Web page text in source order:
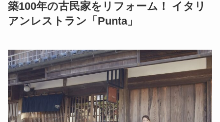
築100年の古民家をリフォーム！ イタリ
アンレストラン「Punta」